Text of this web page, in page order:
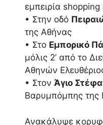
εμπειρία
• Στην οδό
της Αθήνας
• Στο Εμπορικό
μόλις 2’ από το
Αθηνών
• Στον Άγιο
Βαρυμπόμπης
Ανακάλυψε